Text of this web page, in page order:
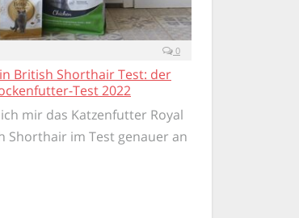
0
British Shorthair Test: der
Test 2022
mir das Katzenfutter Royal
Shorthair im Test genauer an